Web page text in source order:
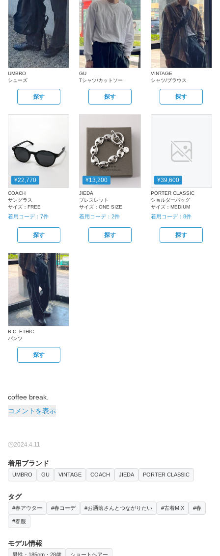
UMBRO
シューズ
探す
GU
Tシャツ/カットソー
探す
VINTAGE
シャツ/ブラウス
探す
¥22,770
COACH
サングラス
サイズ： FREE
着用コーデ： 7件
探す
¥13,200
JIEDA
ブレスレット
サイズ：ONE SIZE
着用コーデ：2件
探す
¥39,600
PORTER CLASSIC
ショルダーバッグ
サイズ： MEDIUM
着用コーデ： 8件
探す
B.C. ETHIC
パンツ
探す
coffee break.
コメントを表示
2024.4.11
着用ブランド
UMBRO GU VINTAGE COACH JIEDA PORTER CLASSIC
タグ
#春アウター #春コーデ #お洒落さんとつながりたい #古着MIX #春
#春服
モデル情報
男性・185cm・28歳 ショートヘアー